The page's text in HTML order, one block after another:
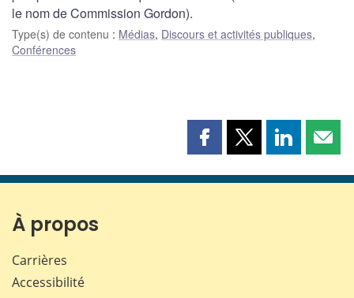
le nom de Commission Gordon).
Type(s) de contenu : Médias, Discours et activités publiques,
Conférences
Partager
page
Partager
page
Partager
page page
À propos
Carrières
Accessibilité